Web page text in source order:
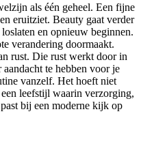
als één geheel. Een fijne
eruitziet. Beauty gaat verder
en opnieuw beginnen.
verandering doormaakt.
rust. Die rust werkt door in
aandacht te hebben voor je
vanzelf. Het hoeft niet
leefstijl waarin verzorging,
bij een moderne kijk op